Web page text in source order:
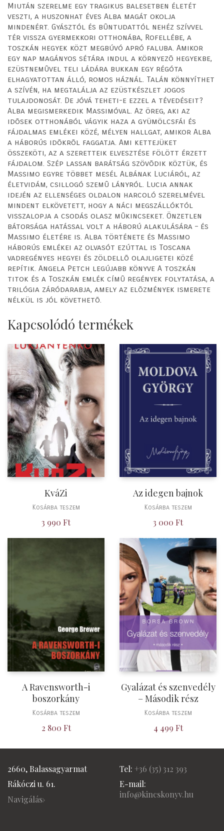
Miután szerelme egy tragikus balesetben életét
veszti, a huszonhat éves Alba magát okolja
mindenért. Gyásztól és bûntudattól nehéz szívvel
tér vissza gyermekkori otthonába, Rofellébe, a
toszkán hegyek közt megbúvó apró faluba. Amikor
egy nap magányos sétára indul a környezõ hegyekbe,
ezüstnemûvel teli ládára bukkan egy régóta
elhagyatottan álló, romos háznál. Talán könnyíthet
a szívén, ha megtalálja az ezüstkészlet jogos
tulajdonosát. De jóvá teheti-e ezzel a tévedéseit?
Alba megismerkedik Massimóval. Az öreg, aki az
idõsek otthonából vágyik haza a gyümölcsfái és
fájdalmas emlékei közé, mélyen hallgat, amikor Alba
a háborús idõkrõl faggatja. Ami kettejüket
összeköti, az a szeretteik elvesztése fölött érzett
fájdalom. Szép lassan barátság szövõdik köztük, és
Massimo egyre többet mesél Albának Luciáról, az
életvidám, csillogó szemû lányról. Lucia annak
idején az ellenséges oldalon harcoló szerelmével
mindent elkövetett, hogy a náci megszállóktól
visszalopja a csodás olasz mûkincseket. Önzetlen
bátorsága hatással volt a háború alakulására – és
Massimo életére is. Alba története és Massimo
háborús emlékei az olvasót ezúttal is Toscana
vadregényes hegyei és zöldellõ olajligetei közé
repítik. Angela Petch legújabb könyve A toszkán
titok és a Toszkán emlék címû regények folytatása, a
trilógia záródarabja, amely az elõzmények ismerete
nélkül is jól követhetõ.
Kapcsolódó termékek
KváZi
Kosárba teszem
3 990 Ft
Az idegen bajnok
Kosárba teszem
3 000 Ft
A Ravensworth-i
boszorkány
Kosárba teszem
2 800 Ft
Gyalázat és szenvedély
– Második rész
Kosárba teszem
4 499 Ft
2660, Balassagyarmat
Rákóczi u. 61.
Navigálás›
Tel: +36 (35) 312 393
E-mail:
info@kincskonyv.hu